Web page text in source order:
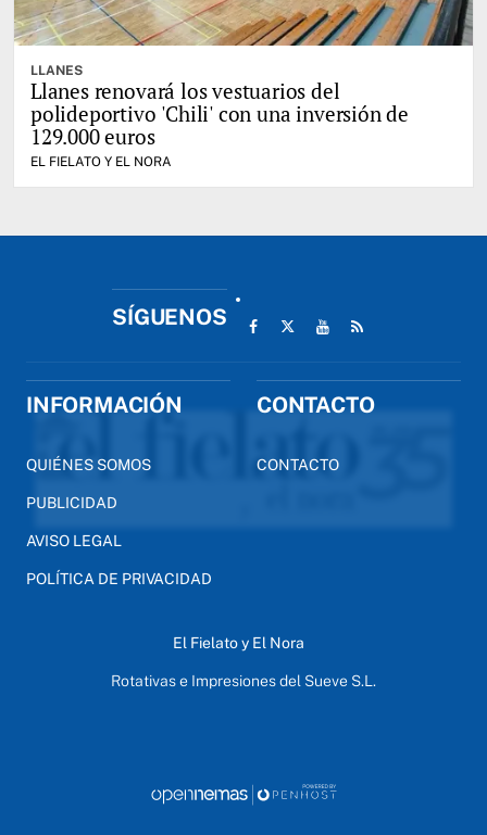
LLANES
Llanes renovará los vestuarios del
polideportivo 'Chili' con una inversión de
129.000 euros
EL FIELATO Y EL NORA
SÍGUENOS
INFORMACIÓN
QUIÉNES SOMOS
PUBLICIDAD
AVISO LEGAL
POLÍTICA DE PRIVACIDAD
CONTACTO
CONTACTO
El Fielato y El Nora
Rotativas e Impresiones del Sueve S.L.